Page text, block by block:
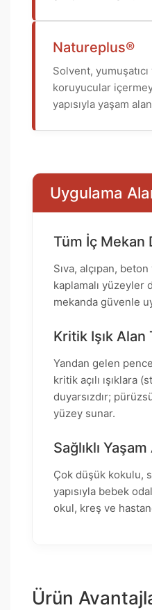
Natureplus®
Solvent, yumuşatıcı
koruyucular
yapısıyla yaşam
Uygulama
Tüm İç Mekan
Sıva, alçıpan,
kaplamalı yüzeyler
mekanda güvenle
Kritik Işık Alan
Yandan gelen
kritik açılı ışıklara
duyarsızdır;
yüzey sunar.
Sağlıklı Yaşam
Çok düşük kokulu,
yapısıyla bebek
okul, kreş ve
Ürün